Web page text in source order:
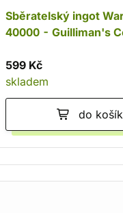
Sběratelský ingot
40000 - Guilliman's
599 Kč
skladem
do